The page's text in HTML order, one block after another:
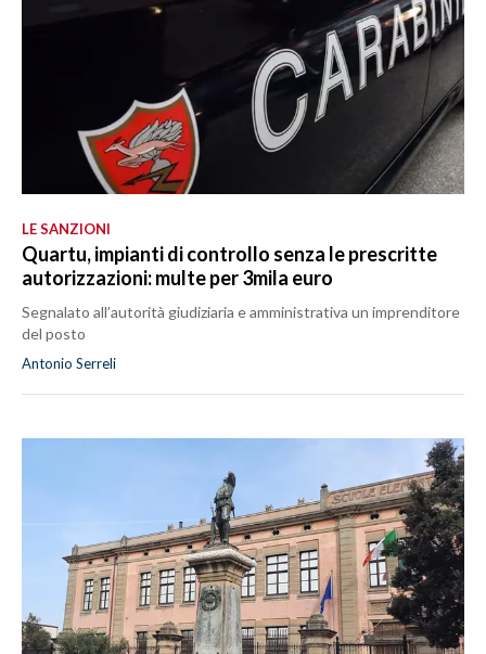
LE SANZIONI
Quartu, impianti di controllo senza le prescritte
autorizzazioni: multe per 3mila euro
Segnalato all’autorità giudiziaria e amministrativa un imprenditore
del posto
Antonio Serreli